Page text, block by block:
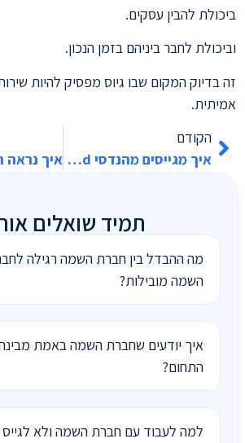
ביכולת להבין עסקים.
וביכולת לחבר ביניהם בזמן הנכון.
זה בדיוק המקום שבו גיוס מפסיק להיות
אמיתית.
הקודם
איך מגייסים מהנדסי Embedded לתעשייה הביטחונית?
תמיד שואלים
מה ההבדל בין חברת השמה רגילה
השמה מובילות?
איך יודעים שחברת השמה באמת
התחום?
למה לעבוד עם חברת השמה ולא